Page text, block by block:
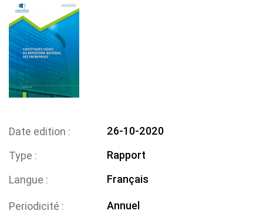
Date edition
26-10-2020
Type
Rapport
Langue
Français
Periodicité
Annuel